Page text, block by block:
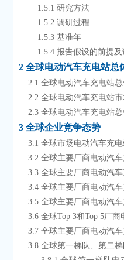
        1.5.1 研究方法
        1.5.2 调研过程
        1.5.3 基准年
1.5.4 报告假设的前提
2 全球电动汽车充电站总
2.1 全球电动汽车充电
2.2 全球电动汽车充电
2.3 全球电动汽车充电站
3 全球企业竞争态势
3.1 全球市场电动汽车
3.2 全球主要厂商电动
3.3 全球主要厂商电动汽
3.4 全球主要厂商电动汽
3.5 全球主要厂商电动
3.6 全球Top 3和Top 5
3.7 全球主要厂商电动
3.8 全球第一梯队、第